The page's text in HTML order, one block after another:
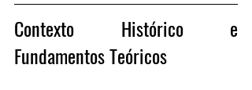
Contexto Histórico e
Fundamentos Teóricos